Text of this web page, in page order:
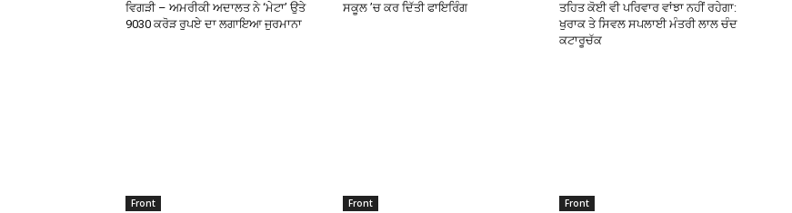
ਵਿਗੜੀ – ਅਮਰੀਕੀ ਅਦਾਲਤ ਨੇ ‘ਮੇਟਾ’ ਉਤੇ
9030 ਕਰੋੜ ਰੁਪਏ ਦਾ ਲਗਾਇਆ ਜੁਰਮਾਨਾ
ਸਕੂਲ ’ਚ ਕਰ ਦਿੱਤੀ ਫਾਇਰਿੰਗ
ਤਹਿਤ ਕੋਈ ਵੀ ਪਰਿਵਾਰ ਵਾਂਝਾ ਨਹੀਂ ਰਹੇਗਾ:
ਖੁਰਾਕ ਤੇ ਸਿਵਲ ਸਪਲਾਈ ਮੰਤਰੀ ਲਾਲ ਚੰਦ
ਕਟਾਰੂਚੱਕ
Front Front Front